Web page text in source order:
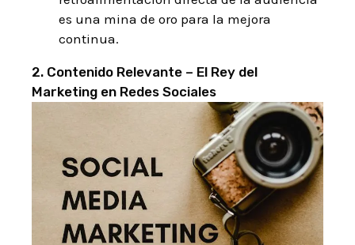
es una mina de oro para la mejora
continua.
2. Contenido Relevante – El Rey del
Marketing en Redes Sociales